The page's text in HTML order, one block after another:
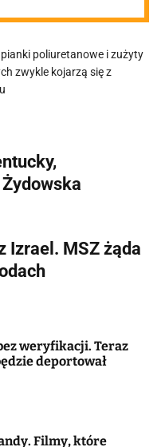
poliuretanowe i zużyty
zwykle kojarzą się z
Izrael. MSZ żąda
weryfikacji. Teraz
deportował
Filmy, które